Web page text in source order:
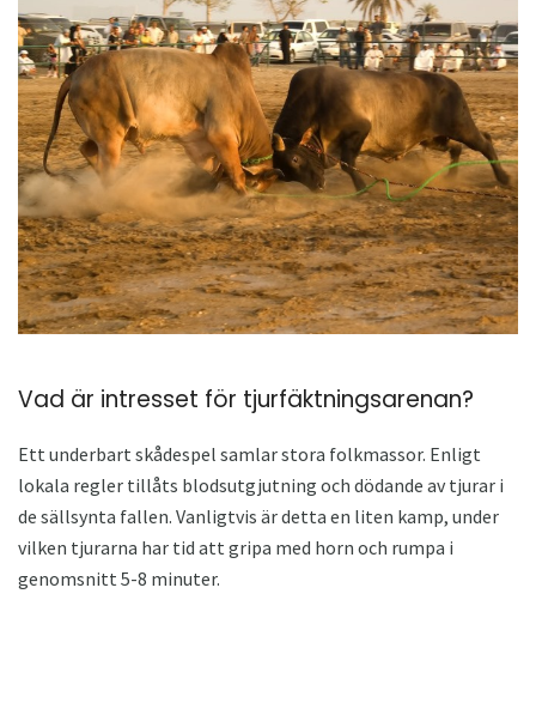
Vad är intresset för tjurfäktningsarenan?
Ett underbart skådespel samlar stora folkmassor. Enligt
lokala regler tillåts blodsutgjutning och dödande av tjurar i
de sällsynta fallen. Vanligtvis är detta en liten kamp, ​​under
vilken tjurarna har tid att gripa med horn och rumpa i
genomsnitt 5-8 minuter.